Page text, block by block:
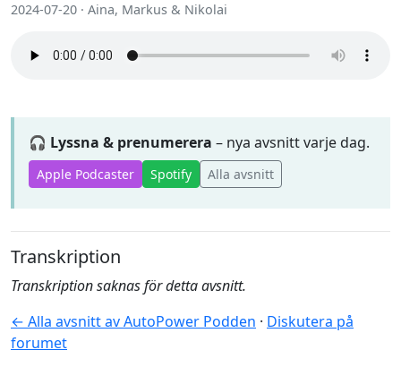
2024-07-20 · Aina, Markus & Nikolai
🎧 Lyssna & prenumerera – nya avsnitt varje dag.
Apple Podcaster Spotify Alla avsnitt
Transkription
Transkription saknas för detta avsnitt.
← Alla avsnitt av AutoPower Podden · Diskutera på
forumet